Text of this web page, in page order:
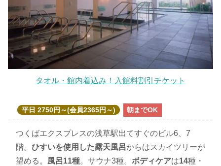
タオル・館内着込み！入館料割引チケット
平日 2750円～(会員2365円～) 朝までOK
つくばエクスプレスの浅草駅出てすぐのビル6、7
階。 ひすいを使用した露天風呂からはスカイツリーが
望める。
風呂11種。サウナ3種。 ボディケアは14種・